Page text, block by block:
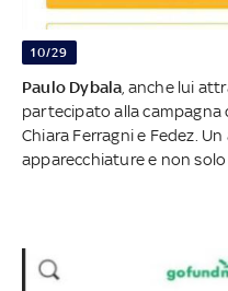
10/29
Paulo Dybala , anche lui
partecipato alla campagna
Chiara Ferragni e Fedez.
apparecchiature e non solo